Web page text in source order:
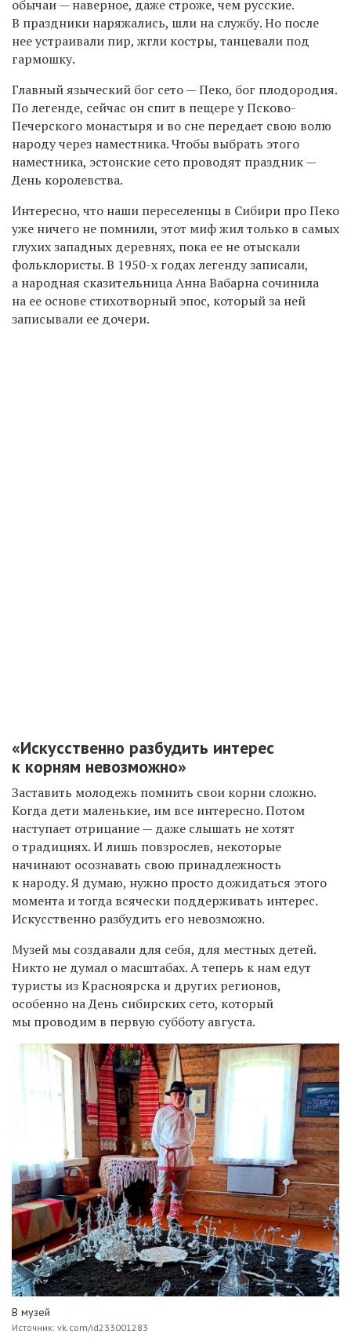
обычаи — наверное, даже строже, чем русские.
В праздники наряжались, шли на службу. Но после
нее устраивали пир, жгли костры, танцевали под
гармошку.
Главный языческий бог сето — Пеко, бог плодородия.
По легенде, сейчас он спит в пещере у Псково-
Печерского монастыря и во сне передает свою волю
народу через наместника. Чтобы выбрать этого
наместника, эстонские сето проводят праздник —
День королевства.
Интересно, что наши переселенцы в Сибири про Пеко
уже ничего не помнили, этот миф жил только в самых
глухих западных деревнях, пока ее не отыскали
фольклористы. В 1950-х годах легенду записали,
а народная сказительница Анна Вабарна сочинила
на ее основе стихотворный эпос, который за ней
записывали ее дочери.
«Искусственно разбудить интерес
к корням невозможно»
Заставить молодежь помнить свои корни сложно.
Когда дети маленькие, им все интересно. Потом
наступает отрицание — даже слышать не хотят
о традициях. И лишь повзрослев, некоторые
начинают осознавать свою принадлежность
к народу. Я думаю, нужно просто дожидаться этого
момента и тогда всячески поддерживать интерес.
Искусственно разбудить его невозможно.
Музей мы создавали для себя, для местных детей.
Никто не думал о масштабах. А теперь к нам едут
туристы из Красноярска и других регионов,
особенно на День сибирских сето, который
мы проводим в первую субботу августа.
В музей
Источник: vk.com/id233001283